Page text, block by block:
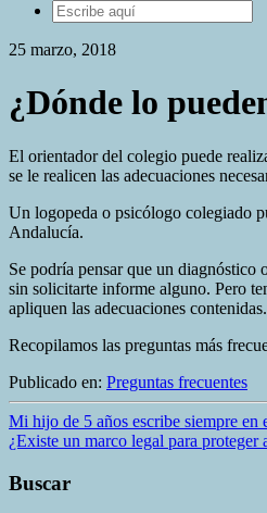
25 marzo, 2018
¿Dónde lo
El orientador del colegio puede
se le realicen las adecuaciones
Un logopeda o psicólogo colegiado
Andalucía.
Se podría pensar que un diagnóstico
sin solicitarte informe alguno. Pero
apliquen las adecuaciones contenidas.
Recopilamos las preguntas más
Publicado en: Preguntas frecuentes
Mi hijo de 5 años escribe siempre en
¿Existe un marco legal para proteger
Buscar